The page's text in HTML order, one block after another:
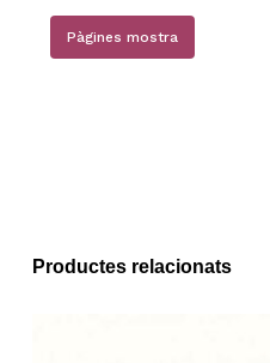
Pàgines mostra
Productes relacionats